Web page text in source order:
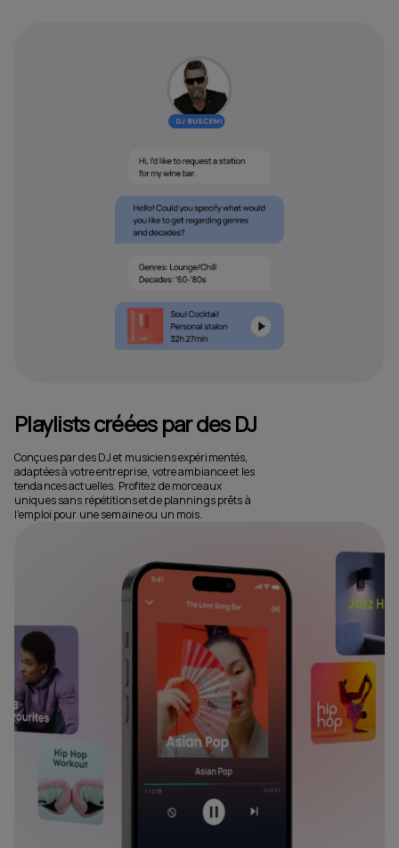
Playlists créées par des DJ
Conçues par des DJ et musiciens expérimentés,
adaptées à votre entreprise, votre ambiance et les
tendances actuelles. Profitez de morceaux
uniques sans répétitions et de plannings prêts à
l’emploi pour une semaine ou un mois.